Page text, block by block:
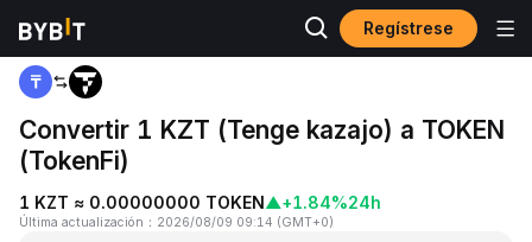
Regístrese
Inicio KZT to TOKEN
Convertir 1 KZT (Tenge kazajo) a TOKEN
(TokenFi)
1 KZT ≈ 0.00000000 TOKEN▲+1.84%24h
Última actualización ： 2026/08/09 09:14 (GMT+0)